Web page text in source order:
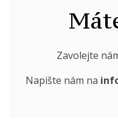
Zavolejte
Napište nám na